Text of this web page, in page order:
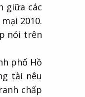
giữa các
2010.
nói trên
phố Hồ
tài nêu
chấp